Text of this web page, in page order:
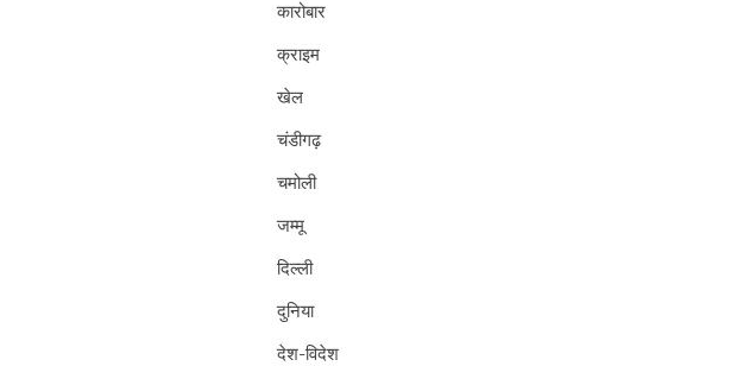
कारोबार
क्राइम
खेल
चंडीगढ़
चमोली
जम्मू
दिल्ली
दुनिया
देश-विदेश